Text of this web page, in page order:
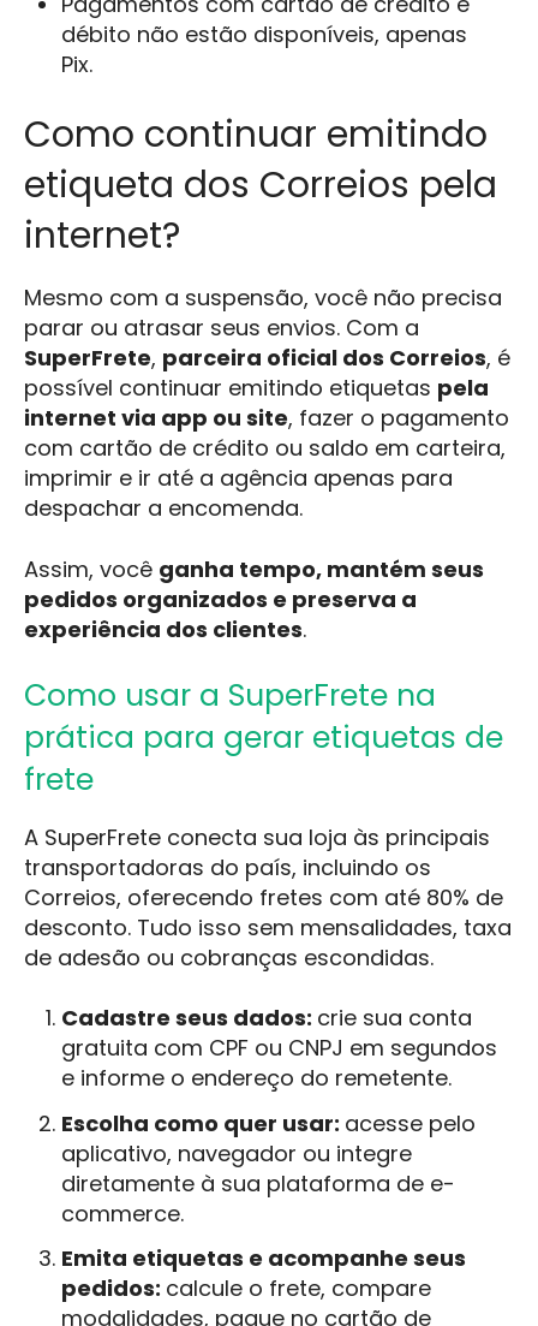
débito não estão disponíveis, apenas
Pix.
Como continuar emitindo
etiqueta dos Correios pela
internet?
Mesmo com a suspensão, você não precisa
parar ou atrasar seus envios. Com a
SuperFrete, parceira oficial dos Correios, é
possível continuar emitindo etiquetas pela
internet via app ou site, fazer o pagamento
com cartão de crédito ou saldo em carteira,
imprimir e ir até a agência apenas para
despachar a encomenda.
Assim, você ganha tempo, mantém seus
pedidos organizados e preserva a
experiência dos clientes.
Como usar a SuperFrete na
prática para gerar etiquetas de
frete
A SuperFrete conecta sua loja às principais
transportadoras do país, incluindo os
Correios, oferecendo fretes com até 80% de
desconto. Tudo isso sem mensalidades, taxa
de adesão ou cobranças escondidas.
Cadastre seus dados: crie sua conta
gratuita com CPF ou CNPJ em segundos
e informe o endereço do remetente.
Escolha como quer usar: acesse pelo
aplicativo, navegador ou integre
diretamente à sua plataforma de e-
commerce.
Emita etiquetas e acompanhe seus
pedidos: calcule o frete, compare
modalidades, pague no cartão de